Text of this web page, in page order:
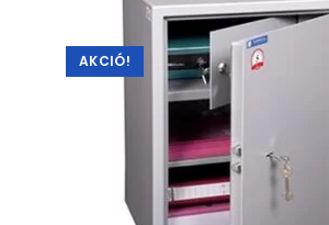
AKCIÓ!